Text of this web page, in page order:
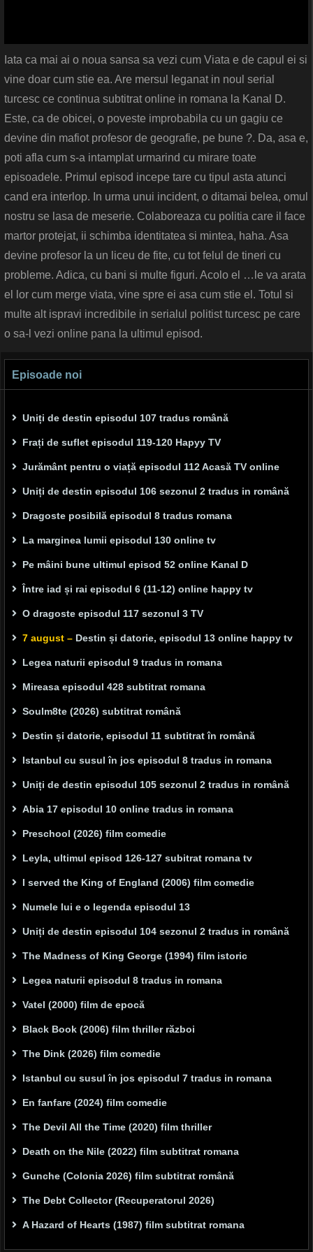
Iata ca mai ai o noua sansa sa vezi cum Viata e de capul ei si
vine doar cum stie ea. Are mersul leganat in noul serial
turcesc ce continua subtitrat online in romana la Kanal D.
Este, ca de obicei, o poveste improbabila cu un gagiu ce
devine din mafiot profesor de geografie, pe bune ?. Da, asa e,
poti afla cum s-a intamplat urmarind cu mirare toate
episoadele. Primul episod incepe tare cu tipul asta atunci
cand era interlop. In urma unui incident, o ditamai belea, omul
nostru se lasa de meserie. Colaboreaza cu politia care il face
martor protejat, ii schimba identitatea si mintea, haha. Asa
devine profesor la un liceu de fite, cu tot felul de tineri cu
probleme. Adica, cu bani si multe figuri. Acolo el …le va arata
el lor cum merge viata, vine spre ei asa cum stie el. Totul si
multe alt ispravi incredibile in serialul politist turcesc pe care
o sa-l vezi online pana la ultimul episod.
Episoade noi
Uniți de destin episodul 107 tradus română
Frați de suflet episodul 119-120 Hapyy TV
Jurământ pentru o viață episodul 112 Acasă TV online
Uniți de destin episodul 106 sezonul 2 tradus in română
Dragoste posibilă episodul 8 tradus romana
La marginea lumii episodul 130 online tv
Pe mâini bune ultimul episod 52 online Kanal D
Între iad și rai episodul 6 (11-12) online happy tv
O dragoste episodul 117 sezonul 3 TV
7 august – Destin și datorie, episodul 13 online happy tv
Legea naturii episodul 9 tradus in romana
Mireasa episodul 428 subtitrat romana
Soulm8te (2026) subtitrat română
Destin și datorie, episodul 11 subtitrat în română
Istanbul cu susul în jos episodul 8 tradus in romana
Uniți de destin episodul 105 sezonul 2 tradus in română
Abia 17 episodul 10 online tradus in romana
Preschool (2026) film comedie
Leyla, ultimul episod 126-127 subitrat romana tv
I served the King of England (2006) film comedie
Numele lui e o legenda episodul 13
Uniți de destin episodul 104 sezonul 2 tradus in română
The Madness of King George (1994) film istoric
Legea naturii episodul 8 tradus in romana
Vatel (2000) film de epocă
Black Book (2006) film thriller război
The Dink (2026) film comedie
Istanbul cu susul în jos episodul 7 tradus in romana
En fanfare (2024) film comedie
The Devil All the Time (2020) film thriller
Death on the Nile (2022) film subtitrat romana
Gunche (Colonia 2026) film subtitrat română
The Debt Collector (Recuperatorul 2026)
A Hazard of Hearts (1987) film subtitrat romana